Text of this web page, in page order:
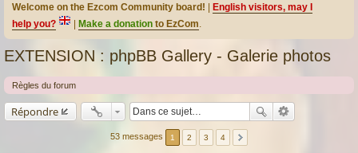
Welcome on the Ezcom Community board!
English visitors, may I
help you?
Make a donation to EzCom.
EXTENSION : phpBB Gallery - Galerie photos
Règles du forum
Répondre
53 messages 1 2 3 4